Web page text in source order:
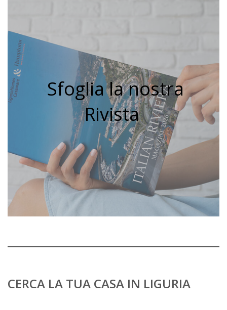
Sfoglia la nostra
Rivista
CERCA LA TUA CASA IN LIGURIA